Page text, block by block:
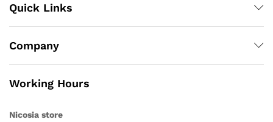
Quick Links
Company
Working Hours
Nicosia store